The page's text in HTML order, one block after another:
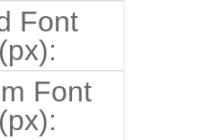
Font
Font